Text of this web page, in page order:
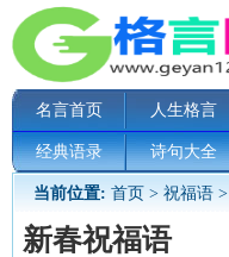
名言首页 人生格言
经典语录 诗句大全
当前位置: 首页 > 祝福语 >
新春祝福语